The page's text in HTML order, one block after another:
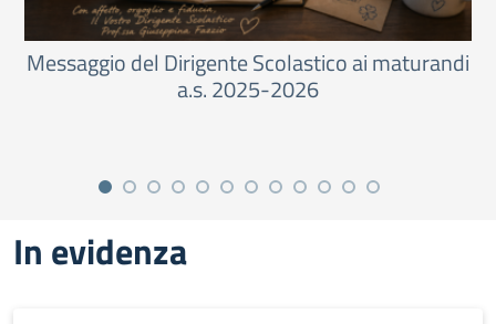
Messaggio del Dirigente Scolastico ai maturandi
a.s. 2025-2026
In evidenza